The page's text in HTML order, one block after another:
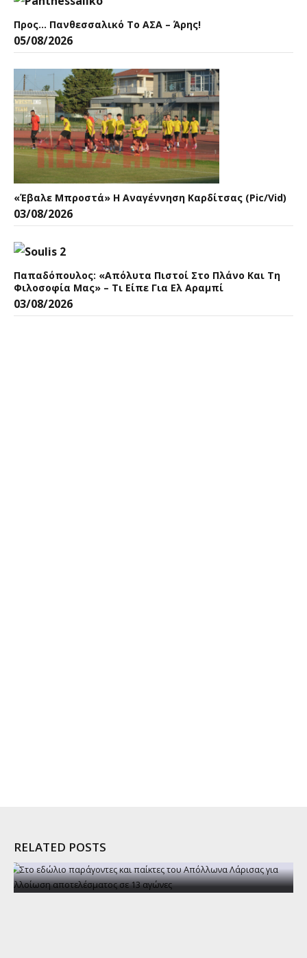
Προς… Πανθεσσαλικό Το ΑΣΑ – Άρης!
05/08/2026
«Έβαλε Μπροστά» Η Αναγέννηση Καρδίτσας (pic/vid)
03/08/2026
Παπαδόπουλος: «Aπόλυτα Πιστοί Στο Πλάνο Και Τη
Φιλοσοφία Μας» – Τι Είπε Για Ελ Αραμπί
03/08/2026
RELATED POSTS